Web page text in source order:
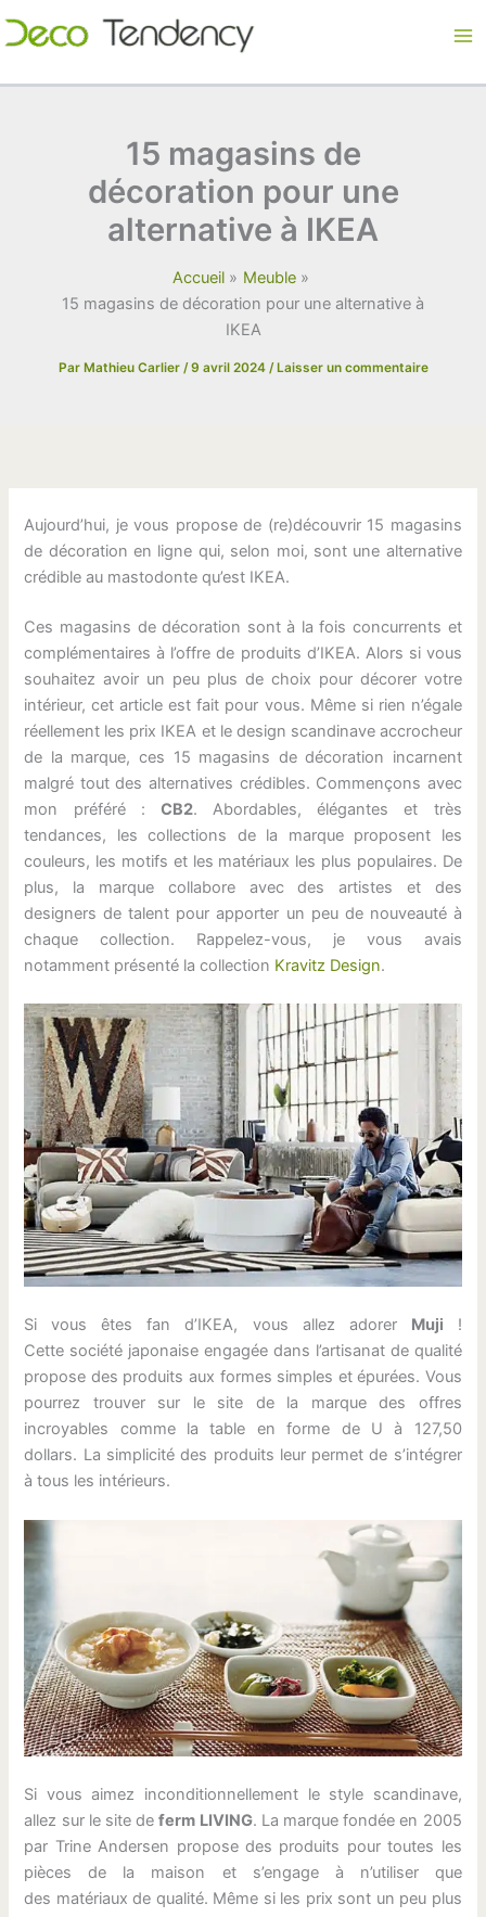
au
15 magasins de
décoration pour une
alternative à IKEA
Accueil
Meuble
15 magasins de décoration pour une alternative à
IKEA
Par Mathieu Carlier /9 avril 2024 /Laisser un commentaire
Aujourd’hui, je vous propose de (re)découvrir 15 magasins
de décoration en ligne qui, selon moi, sont une alternative
crédible au mastodonte qu’est IKEA.
Ces magasins de décoration sont à la fois concurrents et
complémentaires à l’offre de produits d’IKEA. Alors si vous
souhaitez avoir un peu plus de choix pour décorer votre
intérieur, cet article est fait pour vous. Même si rien n’égale
réellement les prix IKEA et le design scandinave accrocheur
de la marque, ces 15 magasins de décoration incarnent
malgré tout des alternatives crédibles. Commençons avec
mon préféré : CB2. Abordables, élégantes et très
tendances, les collections de la marque proposent les
couleurs, les motifs et les matériaux les plus populaires. De
plus, la marque collabore avec des artistes et des
designers de talent pour apporter un peu de nouveauté à
chaque collection. Rappelez-vous, je vous avais
notamment présenté la collection Kravitz Design.
Si vous êtes fan d’IKEA, vous allez adorer Muji !
Cette société japonaise engagée dans l’artisanat de qualité
propose des produits aux formes simples et épurées. Vous
pourrez trouver sur le site de la marque des offres
incroyables comme la table en forme de U à 127,50
dollars. La simplicité des produits leur permet de s’intégrer
à tous les intérieurs.
Si vous aimez inconditionnellement le style scandinave,
allez sur le site deferm LIVING. La marque fondée en 2005
par Trine Andersen propose des produits pour toutes les
pièces de la maison et s’engage à n’utiliser que
des matériaux de qualité. Même si les prix sont un peu plus